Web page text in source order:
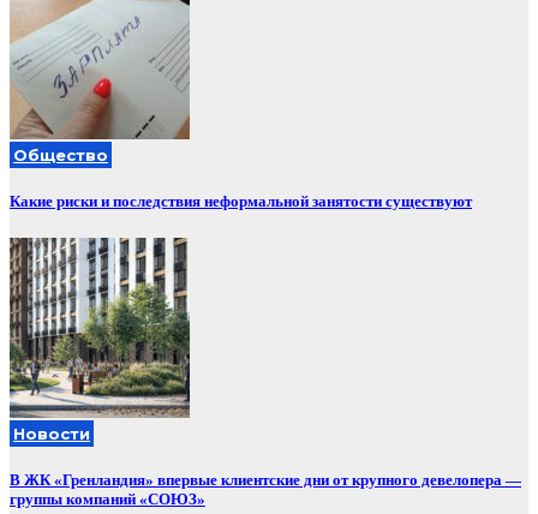
Общество
Какие риски и последствия неформальной занятости существуют
Новости
В ЖК «Гренландия» впервые клиентские дни от крупного девелопера —
группы компаний «СОЮЗ»